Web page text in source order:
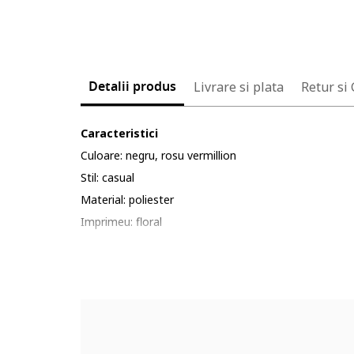
Detalii produs Livrare si plata Retur si
Caracteristici
Culoare: negru, rosu vermillion
Stil: casual
Material: poliester
Imprimeu: floral